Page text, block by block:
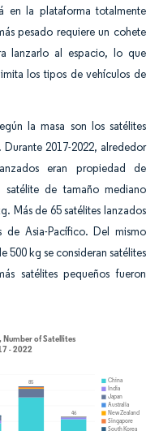
en la plataforma totalmente
pesado requiere un cohete
lanzarlo al espacio, lo que
los tipos de vehículos de
la masa son los satélites
2017-2022, alrededor
eran propiedad de
satélite de tamaño mediano
Más de 65 satélites lanzados
de Asia-Pacífico. Del mismo
500 kg se consideran satélites
satélites pequeños fueron